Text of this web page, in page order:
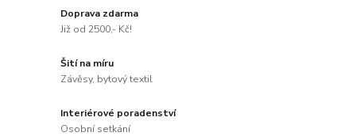
Doprava zdarma
Již od 2500,- Kč!
Šití na míru
Závěsy, bytový textil
Interiérové poradenství
Osobní setkání